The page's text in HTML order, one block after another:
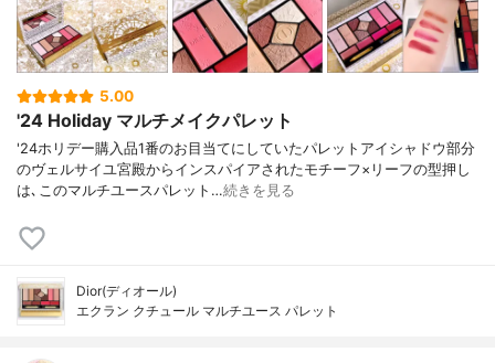
5.00
'24 Holiday マルチメイクパレット
'24ホリデー購入品1番のお目当てにしていたパレットアイシャドウ部分
のヴェルサイユ宮殿からインスパイアされたモチーフ×リーフの型押し
は､このマルチユースパレット…続きを見る
Dior(ディオール)
エクラン クチュール マルチユース パレット